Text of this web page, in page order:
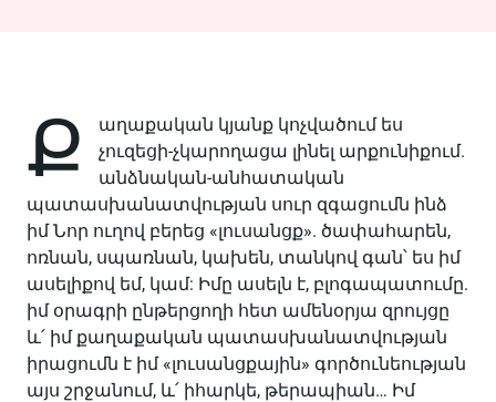
Ք
աղաքական կյանք կոչվածում ես
չուզեցի-չկարողացա լինել արքունիքում.
անձնական-անհատական
պատասխանատվության սուր զգացումն ինձ
իմ Նոր ուղով բերեց «լուսանցք». ծափահարեն,
ոռնան, սպառնան, կախեն, տանկով գան՝ ես իմ
ասելիքով եմ, կամ: Իմը ասելն է, բլոգապատումը.
իմ օրագրի ընթերցողի հետ ամենօրյա զրույցը
և՛ իմ քաղաքական պատասխանատվության
իրացումն է իմ «լուսանցքային» գործունեության
այս շրջանում, և՛ իհարկե, թերապիան… Իմ